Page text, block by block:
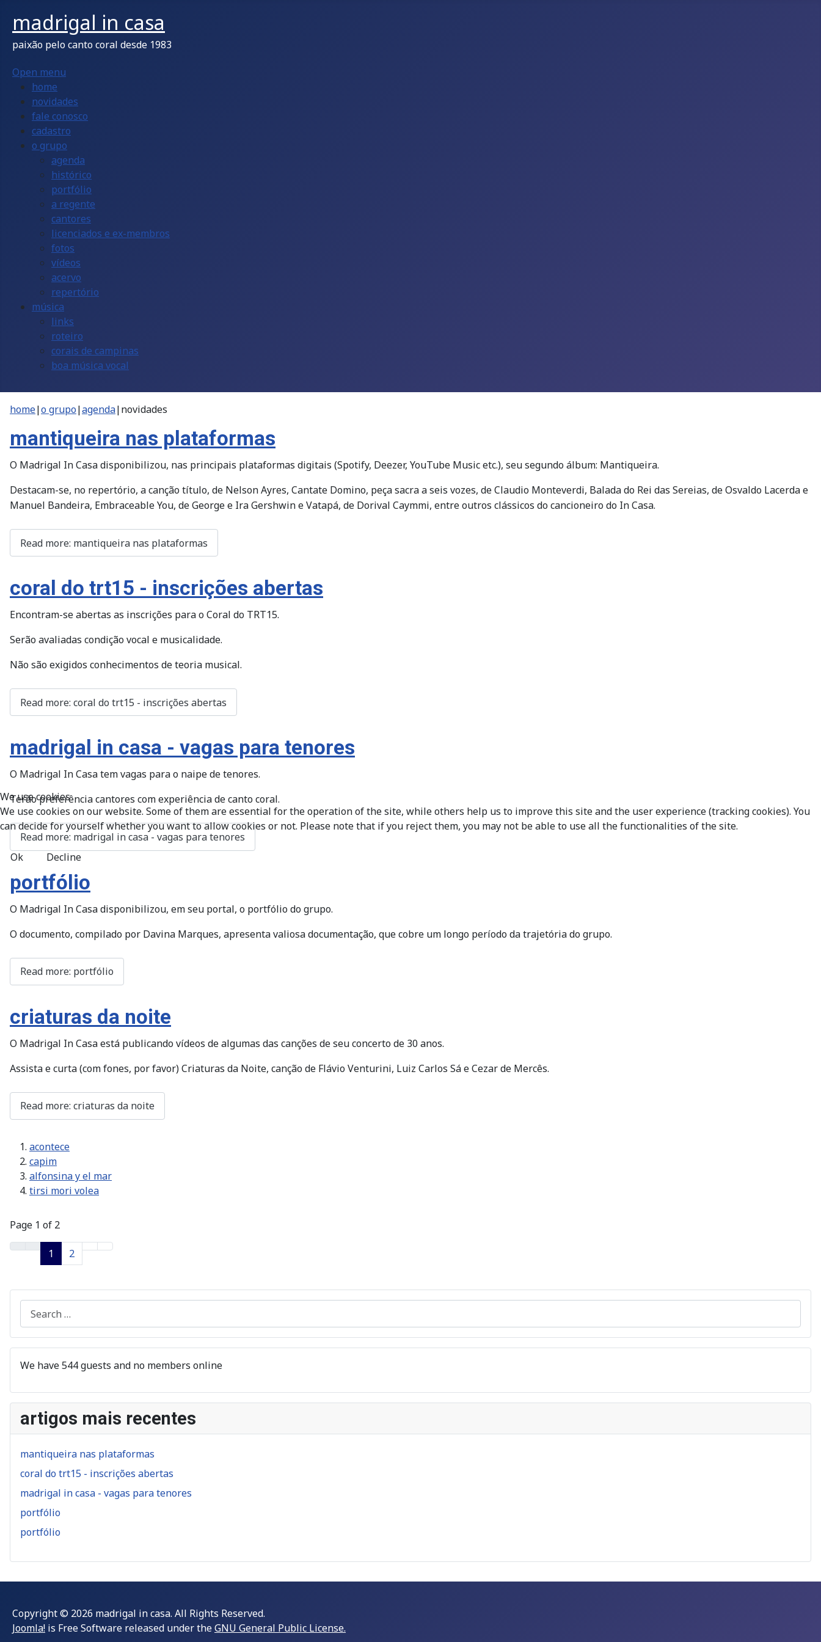
madrigal in casa
paixão pelo canto coral desde 1983
Open menu
home
novidades
fale conosco
cadastro
o grupo
agenda
histórico
portfólio
a regente
cantores
licenciados e ex-membros
fotos
vídeos
acervo
repertório
música
links
roteiro
corais de campinas
boa música vocal
home|o grupo|agenda|novidades
mantiqueira nas plataformas
O Madrigal In Casa disponibilizou, nas principais plataformas digitais (Spotify, Deezer, YouTube Music etc.), seu segundo álbum: Mantiqueira.
Destacam-se, no repertório, a canção título, de Nelson Ayres, Cantate Domino, peça sacra a seis vozes, de Claudio Monteverdi, Balada do Rei das Sereias, de Osvaldo Lacerda e
Manuel Bandeira, Embraceable You, de George e Ira Gershwin e Vatapá, de Dorival Caymmi, entre outros clássicos do cancioneiro do In Casa.
Read more: mantiqueira nas plataformas
coral do trt15 - inscrições abertas
Encontram-se abertas as inscrições para o Coral do TRT15.
Serão avaliadas condição vocal e musicalidade.
Não são exigidos conhecimentos de teoria musical.
Read more: coral do trt15 - inscrições abertas
madrigal in casa - vagas para tenores
O Madrigal In Casa tem vagas para o naipe de tenores.
Terão preferência cantores com experiência de canto coral.
Read more: madrigal in casa - vagas para tenores
portfólio
O Madrigal In Casa disponibilizou, em seu portal, o portfólio do grupo.
O documento, compilado por Davina Marques, apresenta valiosa documentação, que cobre um longo período da trajetória do grupo.
Read more: portfólio
criaturas da noite
O Madrigal In Casa está publicando vídeos de algumas das canções de seu concerto de 30 anos.
Assista e curta (com fones, por favor) Criaturas da Noite, canção de Flávio Venturini, Luiz Carlos Sá e Cezar de Mercês.
Read more: criaturas da noite
acontece
capim
alfonsina y el mar
tirsi mori volea
Page 1 of 2
1 2
We have 544 guests and no members online
artigos mais recentes
mantiqueira nas plataformas
coral do trt15 - inscrições abertas
madrigal in casa - vagas para tenores
portfólio
portfólio
Copyright © 2026 madrigal in casa. All Rights Reserved.
Joomla! is Free Software released under theGNU General Public License.
We use cookies
We use cookies on our website. Some of them are essential for the operation of the site, while others help us to improve this site and the user experience (tracking cookies). You
can decide for yourself whether you want to allow cookies or not. Please note that if you reject them, you may not be able to use all the functionalities of the site.
Ok Decline